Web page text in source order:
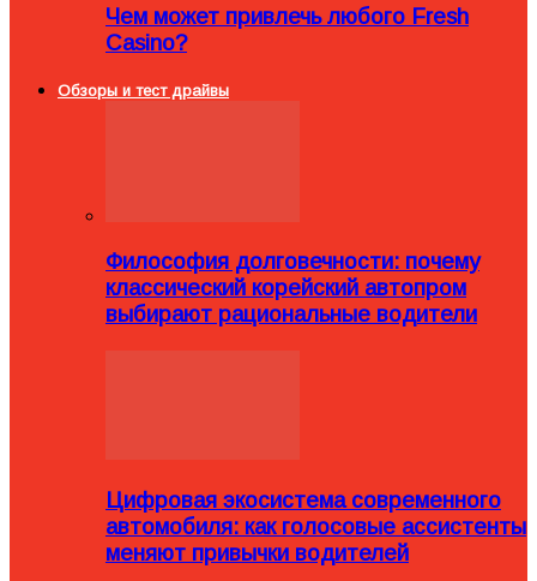
Чем может привлечь любого Fresh
Casino?
Обзоры и тест драйвы
Философия долговечности: почему
классический корейский автопром
выбирают рациональные водители
Цифровая экосистема современного
автомобиля: как голосовые ассистенты
меняют привычки водителей